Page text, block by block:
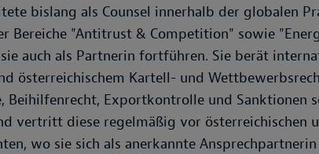
bislang als Counsel innerhalb der globalen
Bereiche "Antitrust & Competition" sowie
auch als Partnerin fortführen. Sie berät
österreichischem Kartell- und
Beihilfenrecht, Exportkontrolle und Sanktionen
vertritt diese regelmäßig vor österreichischen
wo sie sich als anerkannte